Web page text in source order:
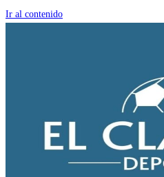
Ir al contenido